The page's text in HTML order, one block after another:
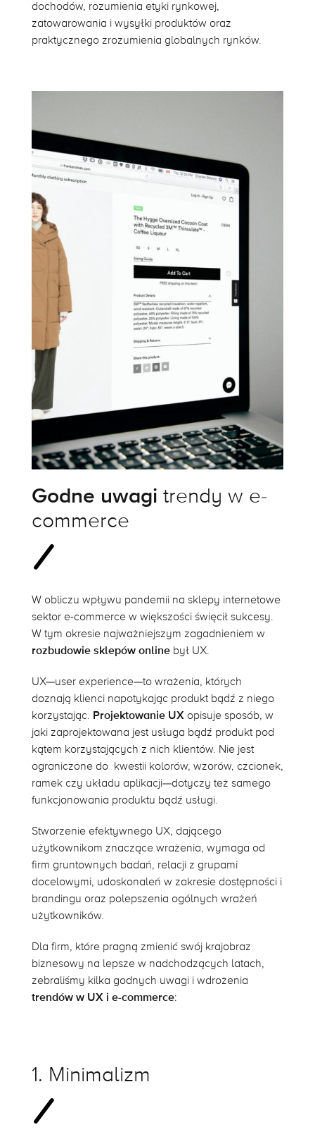
dochodów, rozumienia etyki rynkowej,
zatowarowania i wysyłki produktów oraz
praktycznego zrozumienia globalnych rynków.
Godne uwagi trendy w e-
commerce
W obliczu wpływu pandemii na sklepy internetowe
sektor e-commerce w większości święcił sukcesy.
W tym okresie najważniejszym zagadnieniem w
rozbudowie sklepów onlinebył UX.
UX—user experience—to wrażenia, których
doznają klienci napotykając produkt bądź z niego
korzystając. Projektowanie UXopisuje sposób, w
jaki zaprojektowana jest usługa bądź produkt pod
kątem korzystających z nich klientów. Nie jest
ograniczone do kwestii kolorów, wzorów, czcionek,
ramek czy układu aplikacji—dotyczy też samego
funkcjonowania produktu bądź usługi.
Stworzenie efektywnego UX, dającego
użytkownikom znaczące wrażenia, wymaga od
firm gruntownych badań, relacji z grupami
docelowymi, udoskonaleń w zakresie dostępności i
brandingu oraz polepszenia ogólnych wrażeń
użytkowników.
Dla firm, które pragną zmienić swój krajobraz
biznesowy na lepsze w nadchodzących latach,
zebraliśmy kilka godnych uwagi i wdrożenia
trendów w UX i e-commerce:
1. Minimalizm